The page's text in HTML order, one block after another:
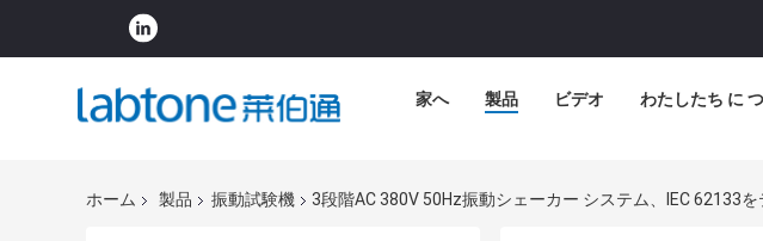
家へ 製品 ビデオ わたしたち に
ホーム 製品 振動試験機 3段階AC 380V 50Hz振動シェーカー システム、IEC 62133